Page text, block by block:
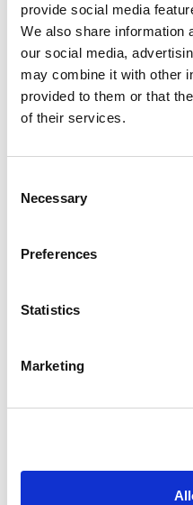
provide social media
We also share information
our social media,
may combine it with other
provided to them or that
of their services.
Selection
Necessary
Preferences
Statistics
Marketing
Placa
€
Cómo utilizar
Beneficios
Placas de acero de
Duradera
Modular
Fácil de usar